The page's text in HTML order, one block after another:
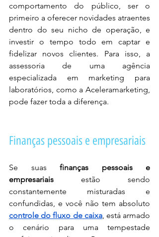
comportamento do público, ser o
primeiro a oferecer novidades atraentes
dentro do seu nicho de operação, e
investir o tempo todo em captar e
fidelizar novos clientes. Para isso, a
assessoria de uma agência
especializada em marketing para
laboratórios, como a Aceleramarketing,
pode fazer toda a diferença.
Finanças pessoais e empresariais
Se suas finanças pessoais e
empresariais estão sendo
constantemente misturadas e
controle do fluxo de caixa, está armado
o cenário para uma tempestade